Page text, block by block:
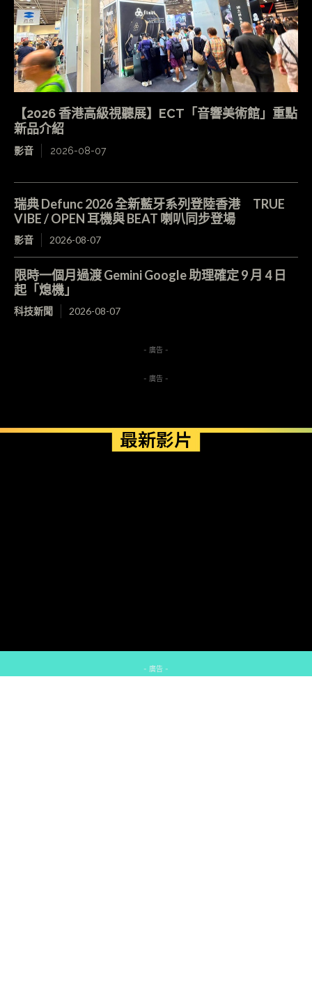
【2026 香港高級視聽展】ECT「音響美術館」重點
新品介紹
影音 2026-08-07
瑞典 Defunc 2026 全新藍牙系列登陸香港 TRUE
VIBE / OPEN 耳機與 BEAT 喇叭同步登場
影音 2026-08-07
限時一個月過渡 Gemini Google 助理確定 9 月 4 日
起「熄機」
科技新聞 2026-08-07
- 廣告 -
- 廣告 -
最新影片
- 廣告 -